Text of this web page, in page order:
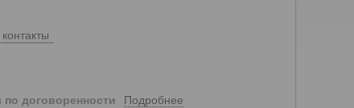
по договоренности Подробнее